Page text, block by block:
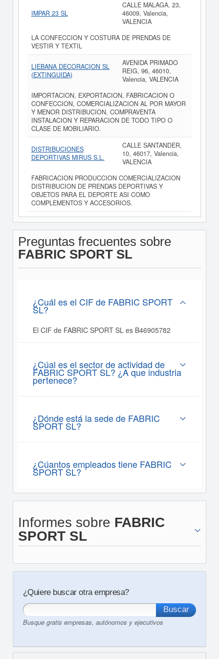
IMPAR 23 SL
CALLE MALAGA, 23,
46009, Valencia,
VALENCIA
LA CONFECCION Y COSTURA DE PRENDAS DE
VESTIR Y TEXTIL
LIEBANA DECORACION SL
(EXTINGUIDA)
AVENIDA PRIMADO
REIG, 96, 46010,
Valencia, VALENCIA
IMPORTACION, EXPORTACION, FABRICACION O
CONFECCION, COMERCIALIZACION AL POR MAYOR
Y MENOR DISTRIBUCION, COMPRAVENTA
INSTALACION Y REPARACION DE TODO TIPO O
CLASE DE MOBILIARIO.
DISTRIBUCIONES
DEPORTIVAS MIRUS S.L.
CALLE SANTANDER,
10, 46017, Valencia,
VALENCIA
FABRICACION PRODUCCION COMERCIALIZACION
DISTRIBUCION DE PRENDAS DEPORTIVAS Y
OBJETOS PARA EL DEPORTE ASI COMO
COMPLEMENTOS Y ACCESORIOS.
Preguntas frecuentes sobre
FABRIC SPORT SL
¿Cuál es el CIF de FABRIC SPORT
SL?
El CIF de FABRIC SPORT SL es B46905782
¿Cúal es el sector de actividad de
FABRIC SPORT SL? ¿A que industria
pertenece?
¿Dónde está la sede de FABRIC
SPORT SL?
¿Cúantos empleados tiene FABRIC
SPORT SL?
Informes sobre FABRIC
SPORT SL
¿Quiere buscar otra empresa?
Busque gratis empresas, autónomos y ejecutivos